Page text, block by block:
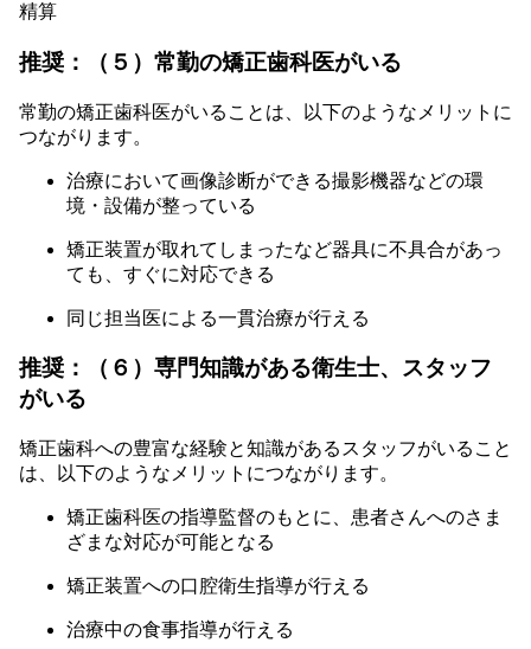
精算
推奨：（５）常勤の矯正歯科医がいる
常勤の矯正歯科医がいることは、以下のようなメリットに
つながります。
治療において画像診断ができる撮影機器などの環
境・設備が整っている
矯正装置が取れてしまったなど器具に不具合があっ
ても、すぐに対応できる
同じ担当医による一貫治療が行える
推奨：（６）専門知識がある衛生士、スタッフ
がいる
矯正歯科への豊富な経験と知識があるスタッフがいること
は、以下のようなメリットにつながります。
矯正歯科医の指導監督のもとに、患者さんへのさま
ざまな対応が可能となる
矯正装置への口腔衛生指導が行える
治療中の食事指導が行える